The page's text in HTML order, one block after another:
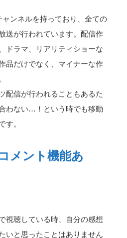
ンネルを持っており、全ての
送が行われています。配信作
ドラマ、リアリティショーな
品だけでなく、マイナーな作
配信が行われることもあるた
わない…！という時でも移動
す。
メント機能あ
視聴している時、自分の感想
いと思ったことはありません